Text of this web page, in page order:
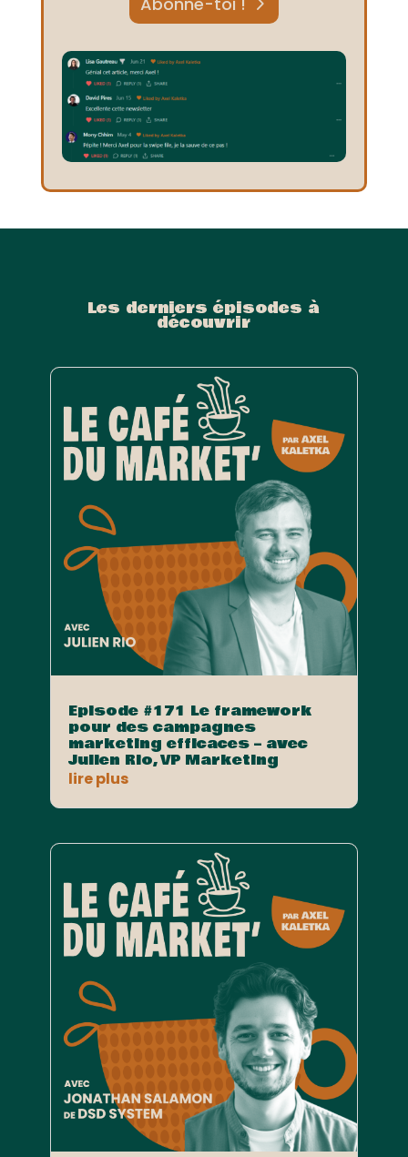
Les derniers épisodes à
découvrir
Episode #171 Le framework
pour des campagnes
marketing efficaces – avec
Julien Rio, VP Marketing
lire plus